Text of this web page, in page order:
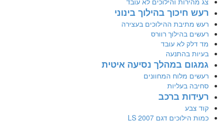
רעש חיכוך בהילוך בינוני
רעש מתיבת ההילוכים בעצירה
רעשים בהילוך רוורס
מד דלק לא עובד
בעיות בהתנעה
גמגום במהלך נסיעה איטית
רעשים מלוח המחוונים
סחיבה בעליות
רעידות ברכב
קוד צבע
כמות הילוכים דגם LS 2007